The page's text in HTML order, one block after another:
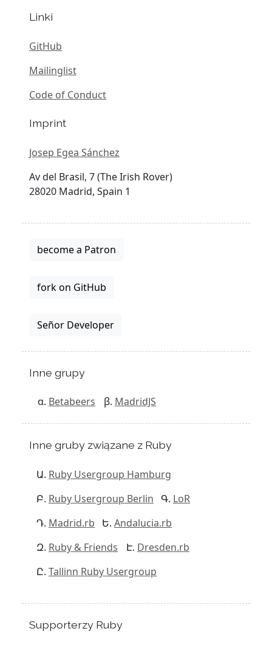
Linki
GitHub
Mailinglist
Code of Conduct
Imprint
Josep Egea Sánchez
Av del Brasil, 7 (The Irish Rover)
28020 Madrid, Spain 1
become a Patron
fork on GitHub
Señor Developer
Inne grupy
Betabeers MadridJS
Inne gruby związane z Ruby
Ruby Usergroup Hamburg
Ruby Usergroup Berlin
LoR
Madrid.rb
Andalucia.rb
Ruby & Friends
Dresden.rb
Tallinn Ruby Usergroup
Supporterzy Ruby